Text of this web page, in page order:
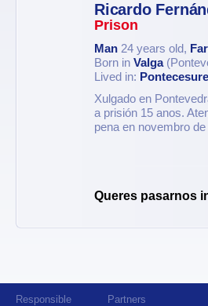
Ricardo
Prison
Man 24 years old,
Born in Valga
Lived in:
Xulgado en
a prisión 15 anos.
pena en novembro de
Queres pasarnos
Responsible Partners